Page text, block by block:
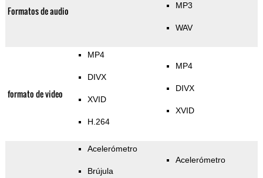
Formatos de audio MP3
WAV
formato de video
MP4
DIVX
XVID
H.264
MP4
DIVX
XVID
Acelerómetro
Brújula
Acelerómetro